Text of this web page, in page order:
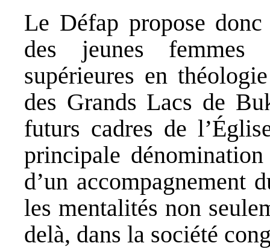
Le Défap propose
des jeunes femmes
supérieures en
des Grands Lacs de
futurs cadres de
principale
d’un accompagnement
les mentalités non
delà, dans la société